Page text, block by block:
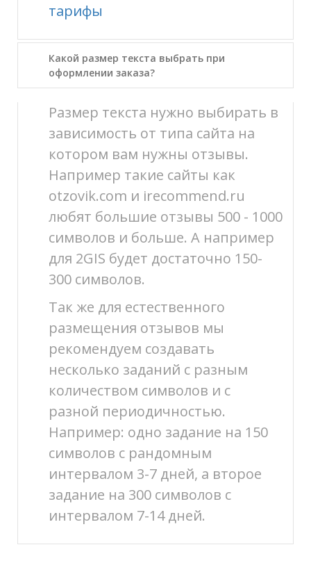
тарифы
Какой размер текста выбрать при
оформлении заказа?
Размер текста нужно выбирать в
зависимость от типа сайта на
котором вам нужны отзывы.
Например такие сайты как
otzovik.com и irecommend.ru
любят большие отзывы 500 - 1000
символов и больше. А например
для 2GIS будет достаточно 150-
300 символов.
Так же для естественного
размещения отзывов мы
рекомендуем создавать
несколько заданий с разным
количеством символов и с
разной периодичностью.
Например: одно задание на 150
символов с рандомным
интервалом 3-7 дней, а второе
задание на 300 символов с
интервалом 7-14 дней.